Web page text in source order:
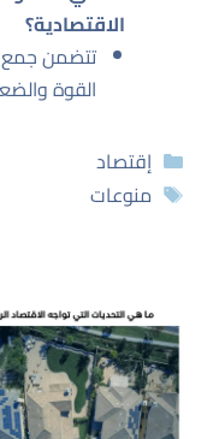
الاقتصادية؟
تتضمن جمع
القوة
التصنيفات
إقتصاد
الوسوم
منوعات